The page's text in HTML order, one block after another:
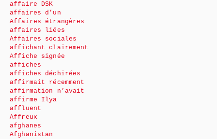
affaire DSK
affaires d’un
Affaires étrangères
affaires liées
Affaires sociales
affichant clairement
Affiche signée
affiches
affiches déchirées
affirmait récemment
affirmation n’avait
affirme Ilya
affluent
Affreux
afghanes
Afghanistan